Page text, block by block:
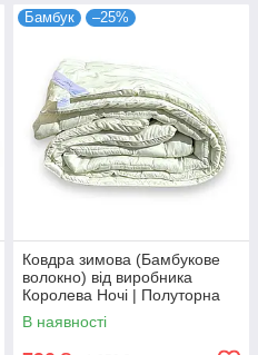
Бамбук –25%
Ковдра зимова (Бамбукове
волокно) від виробника
Королева Ночі | Полуторна
145х210 | Пір'я на
молочному
В наявності